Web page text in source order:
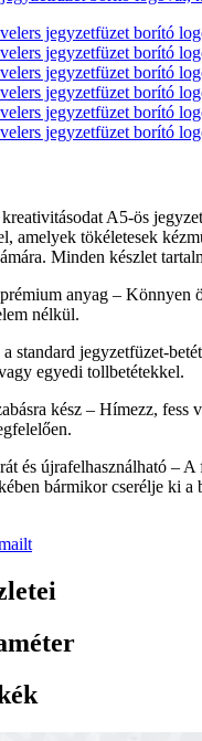
A5-ös
amelyek tökéletesek
Minden készlet
anyag – Könnyen
nélkül.
standard jegyzetfüzet-
egyedi tollbetétekkel.
kész – Hímezz, fess
és újrafelhasználható – A
bármikor cserélje ki a